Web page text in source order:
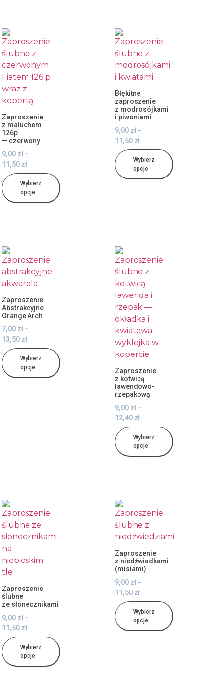
Zaproszenie
z maluchem
126p
— czerwony
9,00 zł –
11,50 zł
Wybierz
opcje
Błękitne
zaproszenie
z modrosójkami
i piwoniami
9,00 zł –
11,50 zł
Wybierz
opcje
Zaproszenie
Abstrakcyjne
Orange Arch
7,00 zł –
13,50 zł
Wybierz
opcje
Zaproszenie
z kotwicą
lawendowo-
rzepakową
9,00 zł –
12,40 zł
Wybierz
opcje
Zaproszenie
ślubne
ze słonecznikami
9,00 zł –
11,50 zł
Wybierz
opcje
Zaproszenie
z niedźwiadkami
(misiami)
9,00 zł –
11,50 zł
Wybierz
opcje